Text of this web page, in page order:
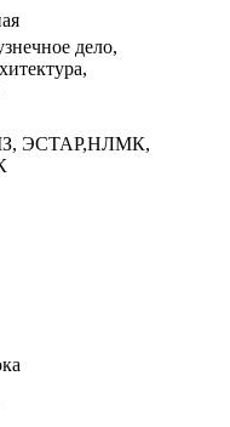
дело,
ЭСТАР,НЛМК,